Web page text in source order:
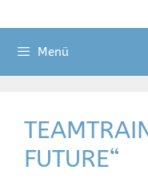
Menü
FUTURE“